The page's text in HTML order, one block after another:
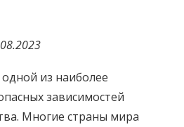
из наиболее
зависимостей
Многие страны мира